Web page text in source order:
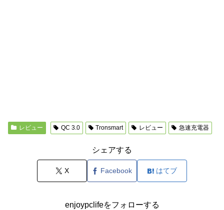
レビュー QC 3.0 Tronsmart レビュー 急速充電器
シェアする
X Facebook はてブ
enjoypclifeをフォローする